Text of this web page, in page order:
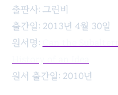
출판사: 그린비
출간일: 2013년 4월 30일
원서명:
원서 출간일: 2010년